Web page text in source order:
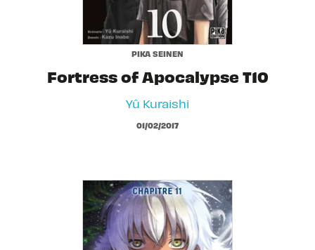
PIKA SEINEN
Fortress of Apocalypse T10
Yû Kuraishi
01/02/2017